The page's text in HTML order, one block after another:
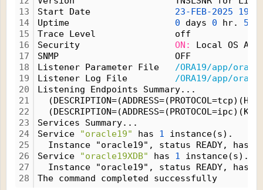
13
14
15
16
17
18
19
20
21
22
23
24
25
26
27
28
Start Date 23-FEB-2025
Uptime 0 days 0 hr. 54
Trace Level               off
Security ON:
Local OS
SNMP                      OFF
Listener Parameter File /ORA19/app/
Listener Log File /ORA19/app/
Listening Endpoints Summary...
Services Summary...
Service
"oracle19" has 1 instance(s).
Instance "oracle19", status READY, has
Service
"oracle19XDB" has 1 instance(s).
Instance "oracle19", status READY, has
The command completed successfully